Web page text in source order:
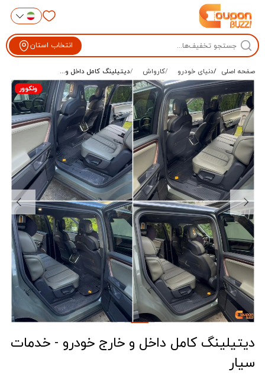
انتخاب استان
صفحه اصلی دنیای خودرو کارواش دیتیلینگ کامل داخل و...
ونکوور
دیتیلینگ کامل داخل و خارج خودرو - خدمات
سیار